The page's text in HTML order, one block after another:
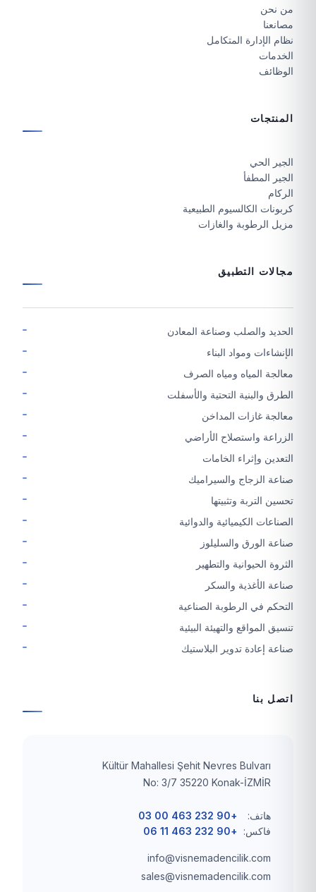
من نحن
مصانعنا
نظام الإدارة المتكامل
الخدمات
الوظائف
المنتجات
الجير الحي
الجير المطفأ
الركام
كربونات الكالسيوم الطبيعية
مزيل الرطوبة والغازات
مجالات التطبيق
الحديد والصلب وصناعة المعادن
الإنشاءات ومواد البناء
معالجة المياه ومياه الصرف
الطرق والبنية التحتية والأسفلت
معالجة غازات المداخن
الزراعة واستصلاح الأراضي
التعدين وإثراء الخامات
صناعة الزجاج والسيراميك
تحسين التربة وتثبيتها
الصناعات الكيميائية والدوائية
صناعة الورق والسليلوز
الثروة الحيوانية والتطهير
صناعة الأغذية والسكر
التحكم في الرطوبة الصناعية
تنسيق المواقع والتهيئة البيئية
صناعة إعادة تدوير البلاستيك
اتصل بنا
Kültür Mahallesi Şehit Nevres Bulvarı
No: 3/7 35220 Konak-İZMİR
هاتف:
+90 232 463 00 03
فاكس:
+90 232 463 11 06
info@visnemadencilik.com
sales@visnemadencilik.com